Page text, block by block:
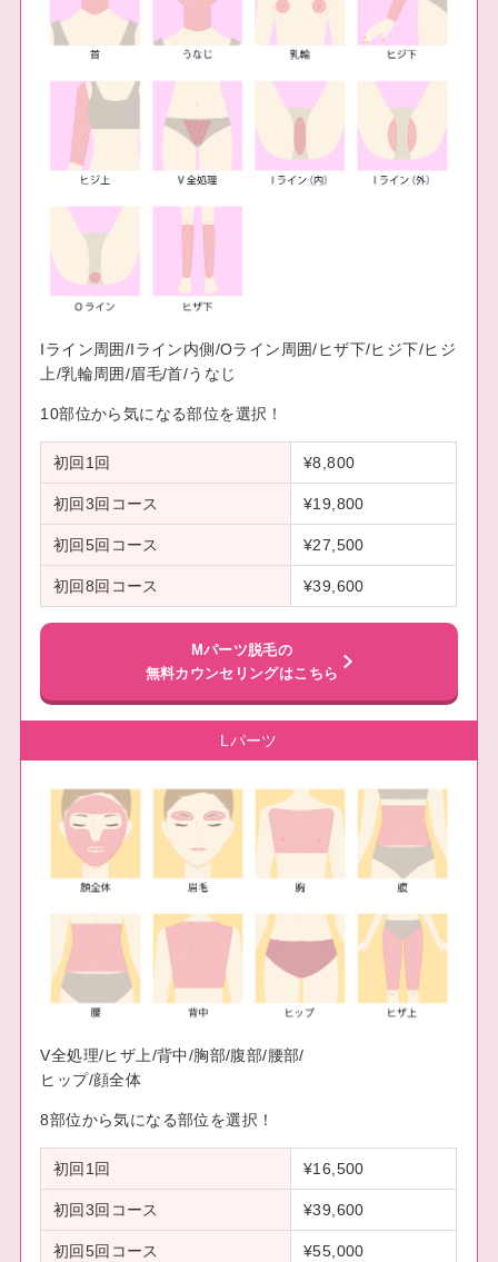
Iライン周囲/Iライン内側/Oライン周囲/ヒザ下/ヒジ下/ヒジ
上/乳輪周囲/眉毛/首/うなじ
10部位から気になる部位を選択！
初回1回 ¥8,800
初回3回コース ¥19,800
初回5回コース ¥27,500
初回8回コース ¥39,600
Mパーツ脱毛の
無料カウンセリングはこちら
Lパーツ
V全処理/ヒザ上/背中/胸部/腹部/腰部/
ヒップ/顔全体
8部位から気になる部位を選択！
初回1回 ¥16,500
初回3回コース ¥39,600
初回5回コース ¥55,000